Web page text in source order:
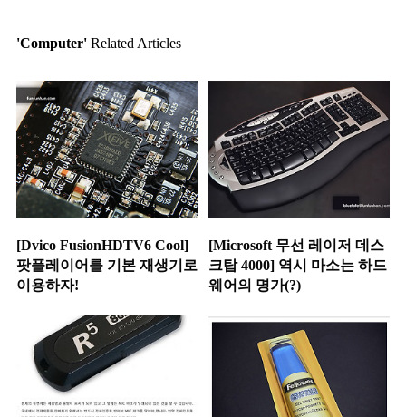
'Computer' Related Articles
[Dvico FusionHDTV6 Cool]
팟플레이어를 기본 재생기로
이용하자!
[Microsoft 무선 레이저 데스
크탑 4000] 역시 마소는 하드
웨어의 명가(?)